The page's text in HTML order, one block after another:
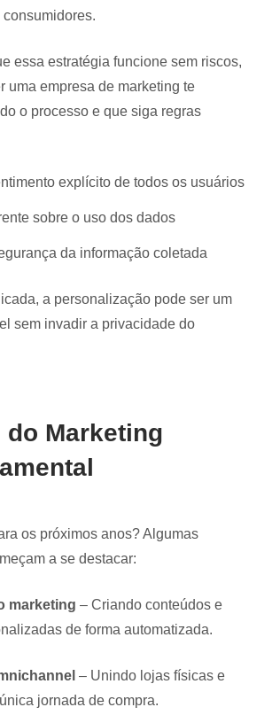
essa estratégia funcione sem riscos,
uma empresa de marketing te
o processo e que siga regras
explícito de todos os usuários
sobre o uso dos dados
da informação coletada
a personalização pode ser um
sem invadir a privacidade do
do Marketing
os próximos anos? Algumas
a se destacar:
marketing – Criando conteúdos e
de forma automatizada.
– Unindo lojas físicas e
jornada de compra.